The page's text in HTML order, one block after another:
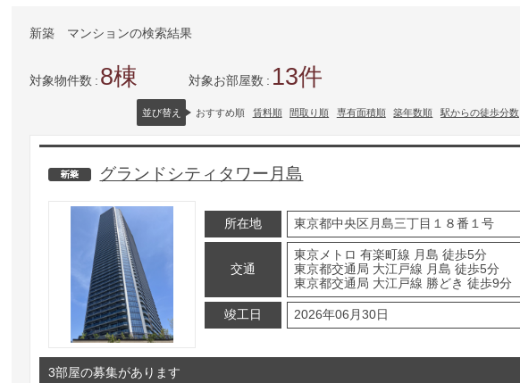
新築 マンションの検索結果
対象物件数 8 対象お部屋数 13
並び替え おすすめ順 賃料順 間取り順 専有面積順 築年数順 駅からの徒歩分数
新築
グランドシティタワー月島
所在地 東京都中央区月島三丁目１８番１号
交通
東京メトロ 有楽町線 月島 徒歩5分
東京都交通局 大江戸線 月島 徒歩5分
東京都交通局 大江戸線 勝どき 徒歩9分
竣工日 2026年06月30日
3部屋の募集があります